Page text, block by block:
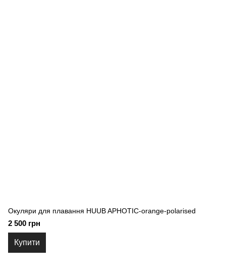
Окуляри для плавання HUUB APHOTIC-orange-polarised
2 500 грн
Купити